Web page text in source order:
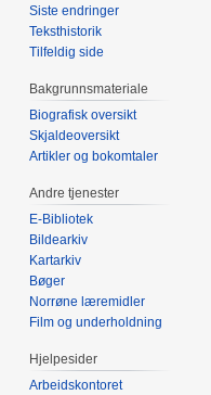
Siste endringer
Teksthistorik
Tilfeldig side
Bakgrunnsmateriale
Biografisk oversikt
Skjaldeoversikt
Artikler og bokomtaler
Andre tjenester
E-Bibliotek
Bildearkiv
Kartarkiv
Bøger
Norrøne læremidler
Film og underholdning
Hjelpesider
Arbeidskontoret